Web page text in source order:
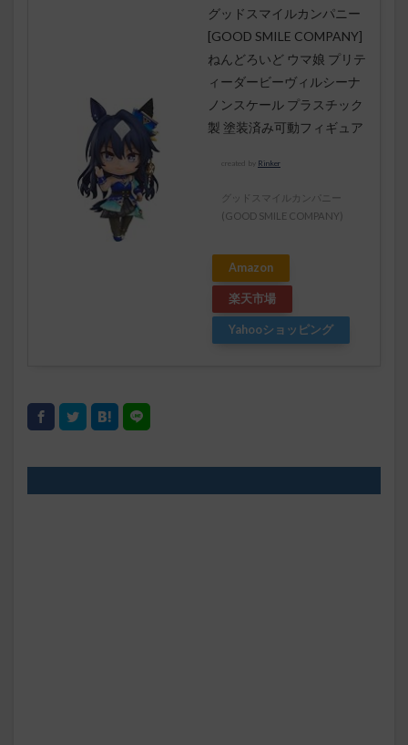
グッドスマイルカンパニー
[GOOD SMILE COMPANY]
ねんどろいど ウマ娘 プリテ
ィーダービーヴィルシーナ
ノンスケール プラスチック
製 塗装済み可動フィギュア
created by Rinker
グッドスマイルカンパニー
(GOOD SMILE COMPANY)
Amazon
楽天市場
Yahooショッピング